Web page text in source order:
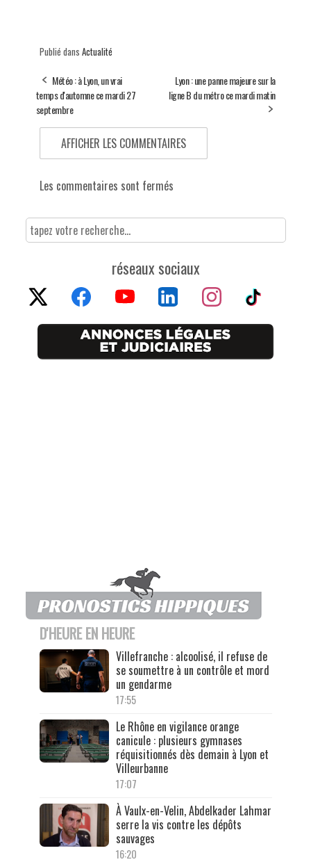
Publié dans Actualité
Météo : à Lyon, un vrai
temps d'automne ce mardi 27
septembre
Lyon : une panne majeure sur la
ligne B du métro ce mardi matin
AFFICHER LES COMMENTAIRES
Les commentaires sont fermés
réseaux sociaux
D'HEURE EN HEURE
Villefranche : alcoolisé, il refuse de
se soumettre à un contrôle et mord
un gendarme
17:55
Le Rhône en vigilance orange
canicule : plusieurs gymnases
réquisitionnés dès demain à Lyon et
Villeurbanne
17:07
À Vaulx-en-Velin, Abdelkader Lahmar
serre la vis contre les dépôts
sauvages
16:20